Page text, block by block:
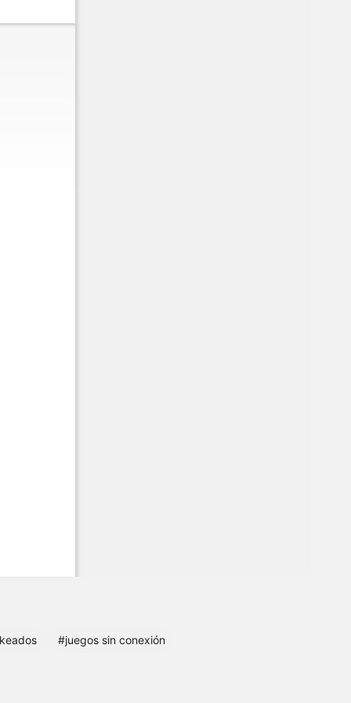
#juegos sin conexión